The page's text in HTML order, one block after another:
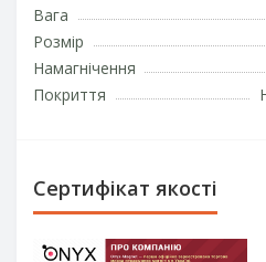
Вага
Розмір
Намагнічення
Покриття
Сертифікат якості